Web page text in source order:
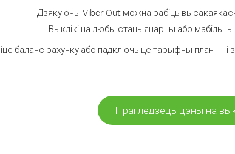
Дзякуючы Viber Out можна рабіць
Выклікі на любы стацыянарны або
баланс рахунку або падключыце тарыфны план — і
Прагледзець цэны на